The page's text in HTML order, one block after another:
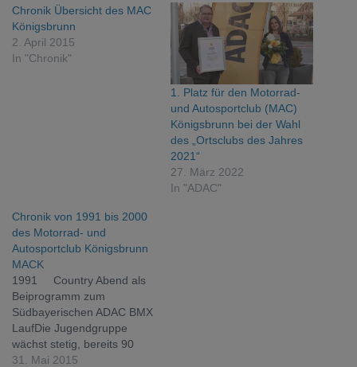
Chronik Übersicht des MAC
Königsbrunn
2. April 2015
In "Chronik"
1. Platz für den Motorrad-
und Autosportclub (MAC)
Königsbrunn bei der Wahl
des „Ortsclubs des Jahres
2021“
27. März 2022
In "ADAC"
Chronik von 1991 bis 2000
des Motorrad- und
Autosportclub Königsbrunn
MACK
1991 Country Abend als
Beiprogramm zum
Südbayerischen ADAC BMX
LaufDie Jugendgruppe
wächst stetig, bereits 90
MitgliederPaul Streicher
31. Mai 2015